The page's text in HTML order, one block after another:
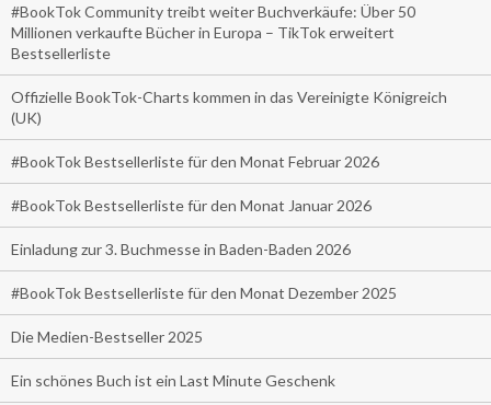
#BookTok Community treibt weiter Buchverkäufe: Über 50
Millionen verkaufte Bücher in Europa – TikTok erweitert
Bestsellerliste
Offizielle BookTok-Charts kommen in das Vereinigte Königreich
(UK)
#BookTok Bestsellerliste für den Monat Februar 2026
#BookTok Bestsellerliste für den Monat Januar 2026
Einladung zur 3. Buchmesse in Baden-Baden 2026
#BookTok Bestsellerliste für den Monat Dezember 2025
Die Medien-Bestseller 2025
Ein schönes Buch ist ein Last Minute Geschenk